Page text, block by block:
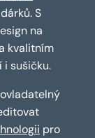
S
na
kvalitním
i sušičku.
pro